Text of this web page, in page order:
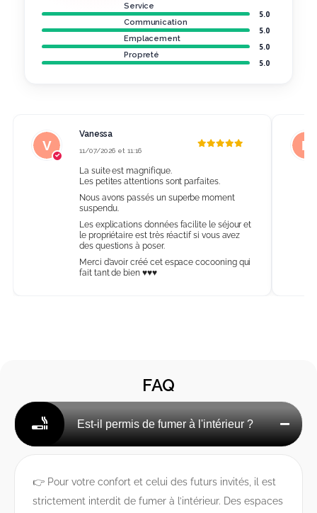
Service
5.0
Communication
5.0
Emplacement
5.0
Propreté
5.0
Vanessa
11/07/2026 et 11:16
La suite est magnifique.
Les petites attentions sont parfaites.
Nous avons passés un superbe moment
suspendu.
Les explications données facilite le séjour et
le propriétaire est très réactif si vous avez
des questions à poser.
Merci d’avoir créé cet espace cocooning qui
fait tant de bien ♥️♥️♥️
FAQ
Est-il permis de fumer à l'intérieur ?
👉 Pour votre confort et celui des futurs invités, il est
strictement interdit de fumer à l’intérieur. Des espaces